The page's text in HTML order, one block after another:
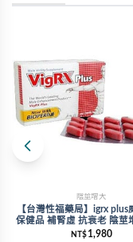
陰莖增大
【台灣性福藥局】igrx plus
保健品 補腎虛 抗衰老 陰莖
NT$ 1,980